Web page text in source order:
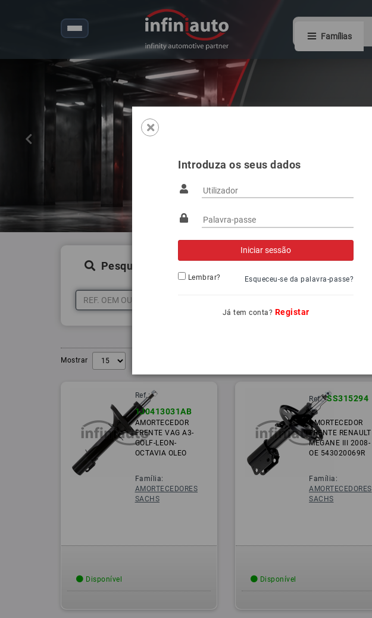
Introduza os seus dados
Lembrar? Esqueceu-se da palavra-passe?
Já tem conta? Registar
Famílias
Pesquisa de produtos
Mostrar
Ref.:
1J0413031AB
AMORTECEDOR
FRENTE VAG A3-
GOLF-LEON-
OCTAVIA OLEO
Família:
AMORTECEDORES
SACHS
Disponível
Ref.: SS315294
AMORTECEDOR
FRENTE RENAULT
MEGANE III 2008-
OE 543020069R
Família:
AMORTECEDORES
SACHS
Disponível